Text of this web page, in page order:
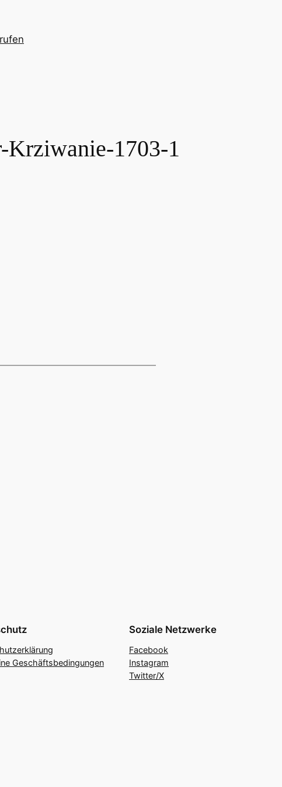
Krziwanie-1703-1
Geschäftsbedingungen
Soziale Netzwerke
Facebook
Instagram
Twitter/X